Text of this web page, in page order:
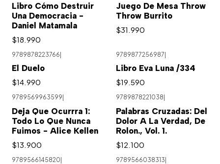
Libro Cómo Destruir
Una Democracia -
Daniel Matamala
$18.990
Juego De Mesa Throw
Throw Burrito
$31.990
9789878223766
El Duelo
$14.990
9789877256987
Libro Eva Luna /334
$19.590
9789569963599
Deja Que Ocurrra 1:
Todo Lo Que Nunca
Fuimos - Alice Kellen
$13.900
9789878221038
Palabras Cruzadas: Del
Dolor A La Verdad, De
Rolon., Vol. 1.
$12.100
9789566145820 9789566038313